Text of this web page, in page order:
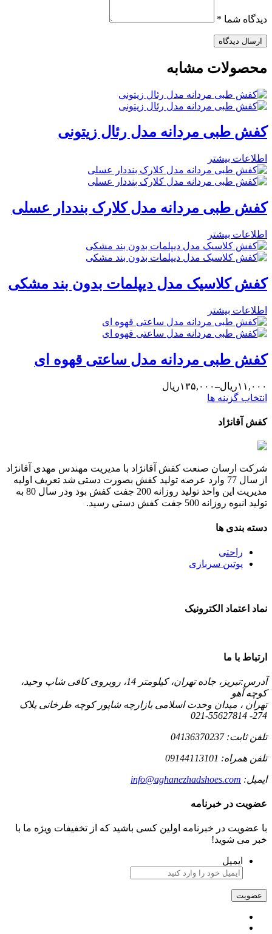
شما *
ارسال دیدگاه
مشابه
طبی مردانه مدل رئال زیتونی
بیشتر
طبی مردانه مدل کلارک بنددار عسلی
بیشتر
کلاسیک مدل دیپلمات بدون بند مشکی
بیشتر
طبی مردانه مدل ساعتی قهوه ای
گزینه ها
آقانژاد
ارسان صنعت کفش آقانژاد با مدیریت مهندس مهدی آقانژاد
از سال 77 وارد عرصه تولید کفش بصورت دستی شد تعریف اولیه
مدیریت این واحد تولید روزانه 200 جفت کفش بود ودر سال 80 به
انبوه روزانه 500 جفت کفش دستی رسید.
بندی ها
راحتی
پوتین سربازی
اعتماد الکترونیک
با ما
تبریز، جاده تهران، کیلومتر 14، روبروی کافی شاپ وحید،
آهو
، میدان وحدت اسلامی بازارچه شاپور کوچه طرخانی پلاک
274-
ثابت:04136370237
همراه:09144113101
info@aghanezhadshoes.com
در خبرنامه
عضویت در خبرنامه اولین کسی باشید که از تخفیفات ویژه ما با
می شوید!
ایمیل